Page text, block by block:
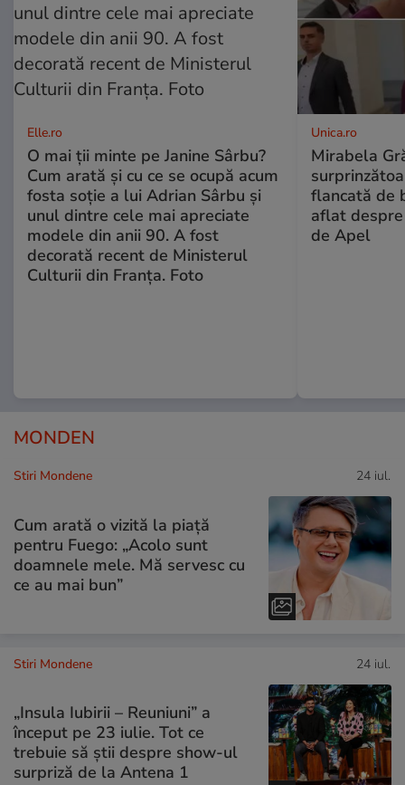
Elle.ro
O mai ții minte pe Janine Sârbu?
Cum arată și cu ce se ocupă acum
fosta soție a lui Adrian Sârbu și
unul dintre cele mai apreciate
modele din anii 90. A fost
decorată recent de Ministerul
Culturii din Franța. Foto
Unica.ro
Mirabela
flancată de
aflat
de Apel
MONDEN
Stiri Mondene 24 iul.
Cum arată o vizită la piață
pentru Fuego: „Acolo sunt
doamnele mele. Mă servesc cu
ce au mai bun”
Stiri Mondene 24 iul.
„Insula Iubirii – Reuniuni” a
început pe 23 iulie. Tot ce
trebuie să știi despre show-ul
surpriză de la Antena 1